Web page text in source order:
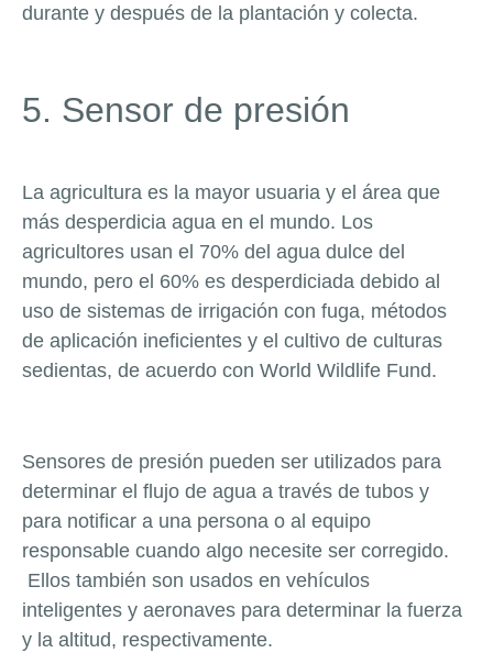
durante y después de la plantación y colecta.
5. Sensor de presión
La agricultura es la mayor usuaria y el área que
más desperdicia agua en el mundo. Los
agricultores usan el 70% del agua dulce del
mundo, pero el 60% es desperdiciada debido al
uso de sistemas de irrigación con fuga, métodos
de aplicación ineficientes y el cultivo de culturas
sedientas, de acuerdo con World Wildlife Fund.
Sensores de presión pueden ser utilizados para
determinar el flujo de agua a través de tubos y
para notificar a una persona o al equipo
responsable cuando algo necesite ser corregido.
Ellos también son usados en vehículos
inteligentes y aeronaves para determinar la fuerza
y la altitud, respectivamente.